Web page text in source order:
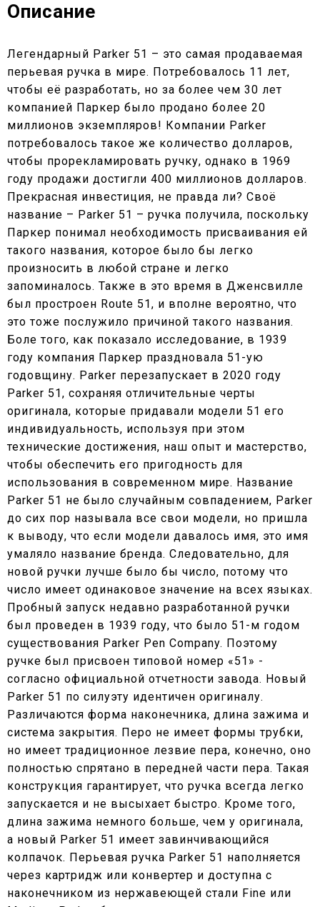
Описание
Легендарный Parker 51 – это самая продаваемая
перьевая ручка в мире. Потребовалось 11 лет,
чтобы её разработать, но за более чем 30 лет
компанией Паркер было продано более 20
миллионов экземпляров! Компании Parker
потребовалось такое же количество долларов,
чтобы прорекламировать ручку, однако в 1969
году продажи достигли 400 миллионов долларов.
Прекрасная инвестиция, не правда ли? Своё
название – Parker 51 – ручка получила, поскольку
Паркер понимал необходимость присваивания ей
такого названия, которое было бы легко
произносить в любой стране и легко
запоминалось. Также в это время в Дженсвилле
был простроен Route 51, и вполне вероятно, что
это тоже послужило причиной такого названия.
Боле того, как показало исследование, в 1939
году компания Паркер праздновала 51-ую
годовщину. Parker перезапускает в 2020 году
Parker 51, сохраняя отличительные черты
оригинала, которые придавали модели 51 его
индивидуальность, используя при этом
технические достижения, наш опыт и мастерство,
чтобы обеспечить его пригодность для
использования в современном мире. Название
Parker 51 не было случайным совпадением, Parker
до сих пор называла все свои модели, но пришла
к выводу, что если модели давалось имя, это имя
умаляло название бренда. Следовательно, для
новой ручки лучше было бы число, потому что
число имеет одинаковое значение на всех языках.
Пробный запуск недавно разработанной ручки
был проведен в 1939 году, что было 51-м годом
существования Parker Pen Company. Поэтому
ручке был присвоен типовой номер «51» -
согласно официальной отчетности завода. Новый
Parker 51 по силуэту идентичен оригиналу.
Различаются форма наконечника, длина зажима и
система закрытия. Перо не имеет формы трубки,
но имеет традиционное лезвие пера, конечно, оно
полностью спрятано в передней части пера. Такая
конструкция гарантирует, что ручка всегда легко
запускается и не высыхает быстро. Кроме того,
длина зажима немного больше, чем у оригинала,
а новый Parker 51 имеет завинчивающийся
колпачок. Перьевая ручка Parker 51 наполняется
через картридж или конвертер и доступна с
наконечником из нержавеющей стали Fine или